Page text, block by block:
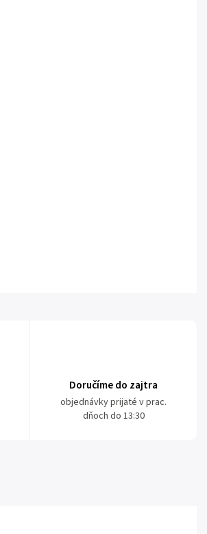
Doručíme do zajtra
objednávky prijaté v prac.
dňoch do 13:30